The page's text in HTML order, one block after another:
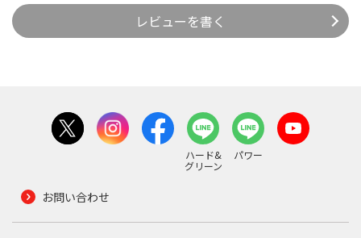
レビューを書く
ハード&
グリーン
パワー
お問い合わせ